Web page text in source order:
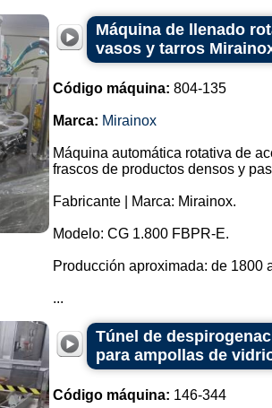
Máquina de llenado
vasos y tarros
Código máquina: 804-135
Marca: Mirainox
Máquina automática rotativa de
frascos de productos densos y
Fabricante | Marca: Mirainox.
Modelo: CG 1.800 FBPR-E.
Producción aproximada: de 1800
...
Túnel de
para ampollas de
Código máquina: 146-344